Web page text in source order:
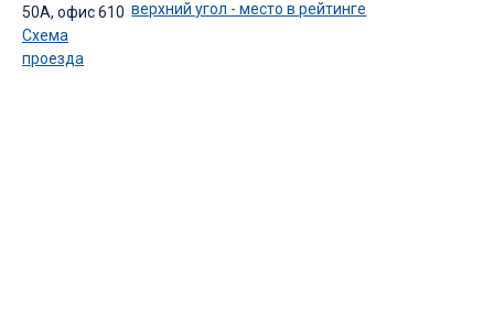
50А, офис 610
Схема
проезда